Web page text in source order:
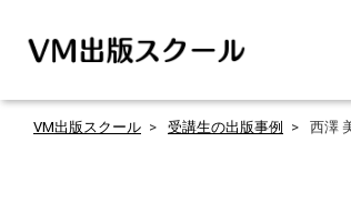
VM出版スクール 受講生の出版事例 西澤